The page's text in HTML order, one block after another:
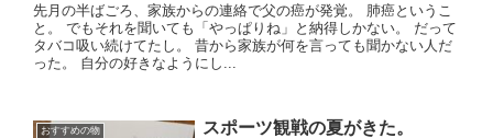
先月の半ばごろ、家族からの連絡で父の癌が発覚。 肺癌というこ
と。 でもそれを聞いても「やっぱりね」と納得しかない。 だって
タバコ吸い続けてたし。 昔から家族が何を言っても聞かない人だ
った。 自分の好きなようにし...
おすすめの物 スポーツ観戦の夏がきた。